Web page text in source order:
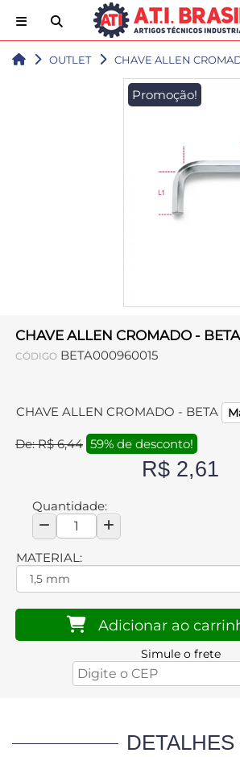
OUTLET CHAVE ALLEN
Promoção!
CHAVE ALLEN CROMADO - BETA
CÓDIGO BETA000960015
CHAVE ALLEN CROMADO - BETA
De: R$ 6,44 59% de desconto!
R$ 2,61
Quantidade:
MATERIAL:
Adicionar ao
Simule o frete
DETALHES